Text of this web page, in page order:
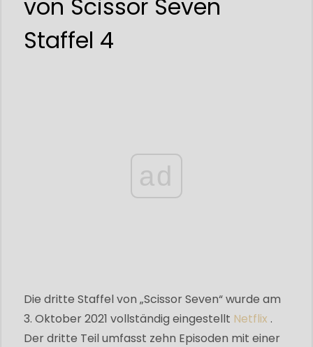
von Scissor Seven
Staffel 4
ad
Die dritte Staffel von „Scissor Seven“ wurde am
3. Oktober 2021 vollständig eingestellt Netflix .
Der dritte Teil umfasst zehn Episoden mit einer